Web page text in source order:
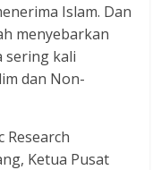
Islam. Dan
menyebarkan
sering kali
dan Non-
Research
Ketua Pusat